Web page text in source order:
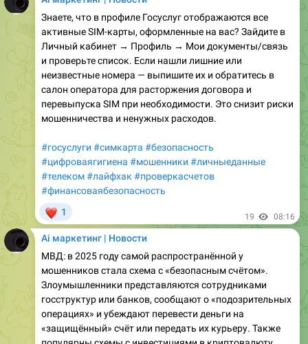
Знаете, что в профиле Госуслуг отображаются все
активные SIM-карты, оформленные на вас? Зайдите в
Личный кабинет → Профиль → Мои документы/связь
и проверьте список. Если нашли лишние или
неизвестные номера — выпишите их и обратитесь в
салон оператора для расторжения договора и
перевыпуска SIM при необходимости. Это снизит риски
мошенничества и ненужных расходов.
#госуслуги #симкарта #безопасность
#цифроваягигиена #мошенники #личныеданные
#телеком#лайфхак #проверкасчетов
#финансоваябезопасность
1 19 08:16
Ai маркетинг | Новости
МВД: в 2025 году самой распространённой у
мошенников стала схема с «безопасным счётом».
Злоумышленники представляются сотрудниками
госструктур или банков, сообщают о «подозрительных
операциях» и убеждают перевести деньги на
«защищённый» счёт или передать их курьеру. Также